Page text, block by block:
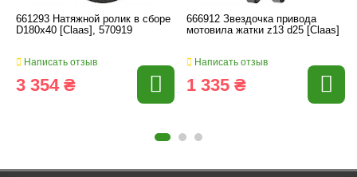
661293 Натяжной ролик в сборе
D180x40 [Claas], 570919
Написать отзыв
3 354 ₴
666912 Звездочка привода
мотовила жатки z13 d25 [Claas]
Написать отзыв
1 335 ₴